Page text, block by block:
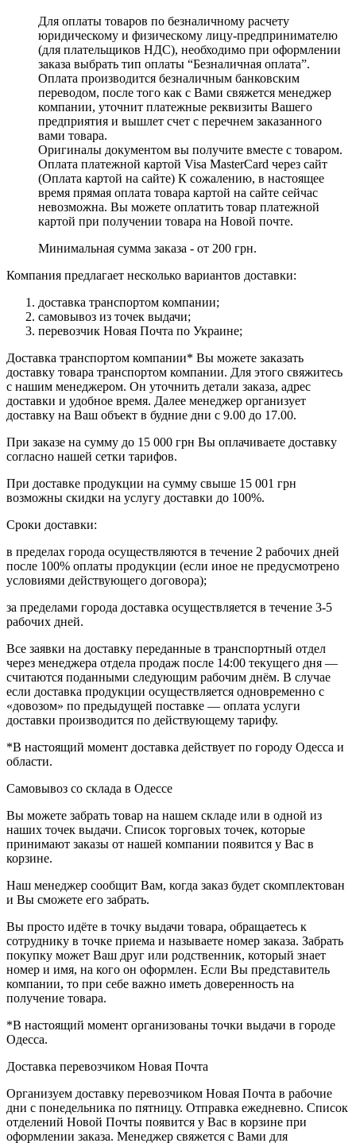
Для оплаты товаров по безналичному расчету
юридическому и физическому лицу-предпринимателю
(для плательщиков НДС), необходимо при оформлении
заказа выбрать тип оплаты “Безналичная оплата”.
Оплата производится безналичным банковским
переводом, после того как с Вами свяжется менеджер
компании, уточнит платежные реквизиты Вашего
предприятия и вышлет счет с перечнем заказанного
вами товара.
Оригиналы документом вы получите вместе с товаром.
Оплата платежной картой Visa MasterCard через сайт
(Оплата картой на сайте) К сожалению, в настоящее
время прямая оплата товара картой на сайте сейчас
невозможна. Вы можете оплатить товар платежной
картой при получении товара на Новой почте.
Минимальная сумма заказа - от 200 грн.
Компания предлагает несколько вариантов доставки:
доставка транспортом компании;
самовывоз из точек выдачи;
перевозчик Новая Почта по Украине;
Доставка транспортом компании* Вы можете заказать
доставку товара транспортом компании. Для этого свяжитесь
с нашим менеджером. Он уточнить детали заказа, адрес
доставки и удобное время. Далее менеджер организует
доставку на Ваш объект в будние дни с 9.00 до 17.00.
При заказе на сумму до 15 000 грн Вы оплачиваете доставку
согласно нашей сетки тарифов.
При доставке продукции на сумму свыше 15 001 грн
возможны скидки на услугу доставки до 100%.
Сроки доставки:
в пределах города осуществляются в течение 2 рабочих дней
после 100% оплаты продукции (если иное не предусмотрено
условиями действующего договора);
за пределами города доставка осуществляется в течение 3-5
рабочих дней.
Все заявки на доставку переданные в транспортный отдел
через менеджера отдела продаж после 14:00 текущего дня —
считаются поданными следующим рабочим днём. В случае
если доставка продукции осуществляется одновременно с
«довозом» по предыдущей поставке — оплата услуги
доставки производится по действующему тарифу.
*В настоящий момент доставка действует по городу Одесса и
области.
Самовывоз со склада в Одессе
Вы можете забрать товар на нашем складе или в одной из
наших точек выдачи. Список торговых точек, которые
принимают заказы от нашей компании появится у Вас в
корзине.
Наш менеджер сообщит Вам, когда заказ будет скомплектован
и Вы сможете его забрать.
Вы просто идёте в точку выдачи товара, обращаетесь к
сотруднику в точке приема и называете номер заказа. Забрать
покупку может Ваш друг или родственник, который знает
номер и имя, на кого он оформлен. Если Вы представитель
компании, то при себе важно иметь доверенность на
получение товара.
*В настоящий момент организованы точки выдачи в городе
Одесса.
Доставка перевозчиком Новая Почта
Организуем доставку перевозчиком Новая Почта в рабочие
дни с понедельника по пятницу. Отправка ежедневно. Список
отделений Новой Почты появится у Вас в корзине при
оформлении заказа. Менеджер свяжется с Вами для